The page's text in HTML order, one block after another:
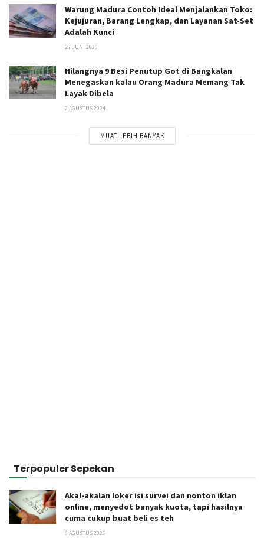
Warung Madura Contoh Ideal Menjalankan Toko:
Kejujuran, Barang Lengkap, dan Layanan Sat-Set
Adalah Kunci
27 JUNI 2026
Hilangnya 9 Besi Penutup Got di Bangkalan
Menegaskan kalau Orang Madura Memang Tak
Layak Dibela
2 AGUSTUS 2024
MUAT LEBIH BANYAK
Terpopuler Sepekan
Akal-akalan loker isi survei dan nonton iklan
online, menyedot banyak kuota, tapi hasilnya
cuma cukup buat beli es teh
6 AGUSTUS 2026